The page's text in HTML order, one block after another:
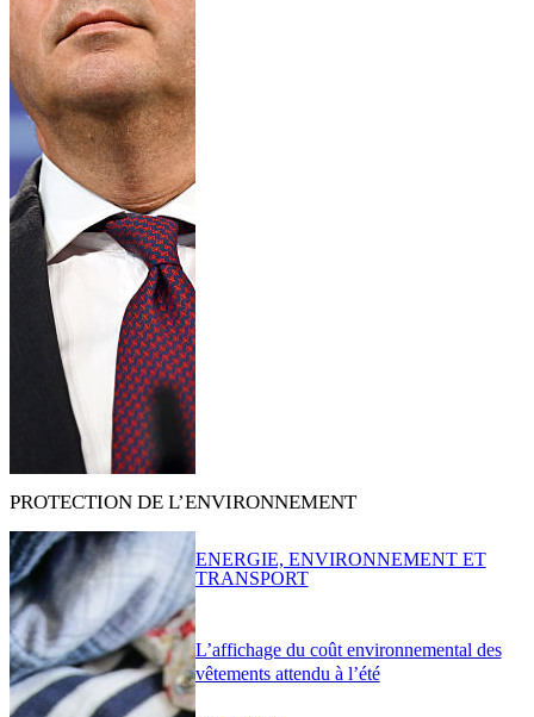
PROTECTION DE L’ENVIRONNEMENT
L’affichage du coût environnemental des
vêtements attendu à l’été
ENERGIE, ENVIRONNEMENT ET
TRANSPORT